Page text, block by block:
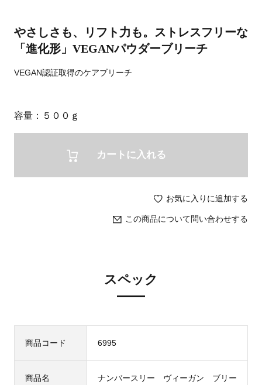
やさしさも、リフト力も。ストレスフリーな
「進化形」VEGANパウダーブリーチ
VEGAN認証取得のケアブリーチ
容量 ５００ｇ
カートに入れる
お気に入りに追加する
この商品について問い合わせする
スペック
商品コード 6995
商品名
ナンバースリー ヴィーガン ブリー